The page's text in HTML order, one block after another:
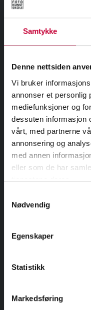
Samtykke
Denne nettsiden
Vi bruker
annonser et personlig
mediefunksjoner og
dessuten informasjon
vårt, med partnerne
annonsering og
med annen
eller som de har
tjenestene deres.
Nødvendig
Egenskaper
Statistikk
Markedsføring
reflekterer rundt
trender, og forsøker å
mellom
teknologipessimisme.